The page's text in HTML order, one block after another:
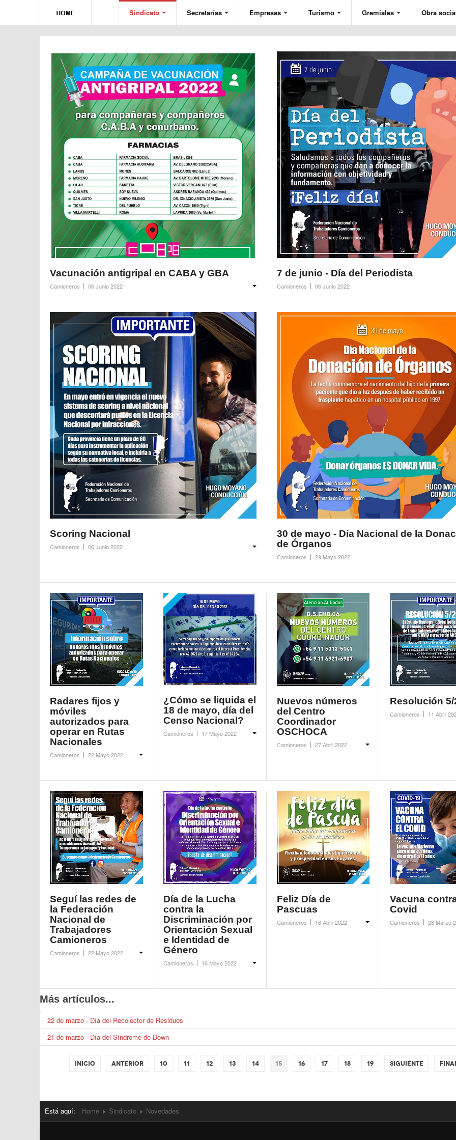
Sindicato Secretarías Empresas Turismo Gremiales Obra
Vacunación antigripal en CABA y GBA
Camioneros 06 Junio 2022
7 de junio - Día del Periodista
Camioneros 06 Junio 2022
Scoring Nacional
Camioneros 06 Junio 2022
30 de mayo - Día Nacional de la
de Órganos
Camioneros 29 Mayo 2022
Radares fijos y
móviles
autorizados para
operar en Rutas
Nacionales
Camioneros 22 Mayo 2022
¿Cómo se liquida el
18 de mayo, día del
Censo Nacional?
Camioneros 17 Mayo 2022
Nuevos números
del Centro
Coordinador
OSCHOCA
Camioneros 27 Abril 2022
Resolución 5/
Camioneros 11 Abril
Seguí las redes de
la Federación
Nacional de
Trabajadores
Camioneros
Camioneros 22 Mayo 2022
Día de la Lucha
contra la
Discriminación por
Orientación Sexual
e Identidad de
Género
Camioneros 16 Mayo 2022
Feliz Día de
Pascuas
Camioneros 16 Abril 2022
Vacuna
Covid
Camioneros 28 Marzo
Más artículos...
22 de marzo - Día del Recolector de Residuos
21 de marzo - Día del Síndrome de Down
Inicio Anterior 10 11 12 13 14 15 16 17 18 19 Siguiente
Está aquí: Home Sindicato Novedades